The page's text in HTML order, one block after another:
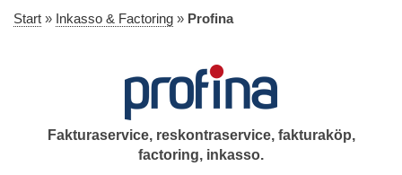
Start » Inkasso & Factoring » Profina
Fakturaservice, reskontraservice, fakturaköp,
factoring, inkasso.